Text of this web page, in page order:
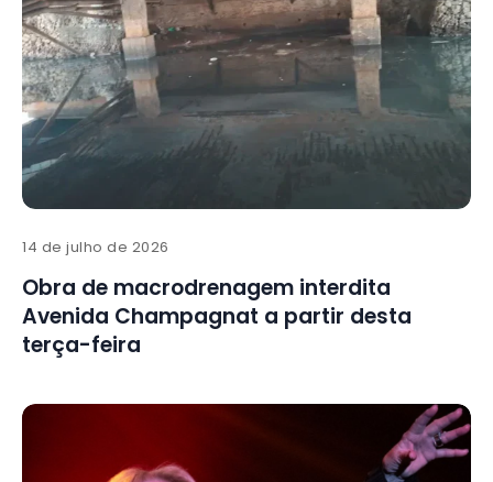
14 de julho de 2026
Obra de macrodrenagem interdita
Avenida Champagnat a partir desta
terça-feira